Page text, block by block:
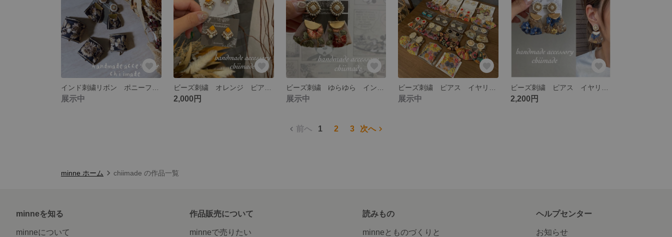
展示中 2,000円 展示中 展示中 2,200円
前へ 1 2 3 次へ
minne ホーム chiimade の作品一覧
minneを知る
minneについて
作品販売について
minneで売りたい
読みもの
minneとものづくりと
ヘルプセンター
お知らせ